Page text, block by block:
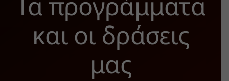
και οι δράσεις
μας